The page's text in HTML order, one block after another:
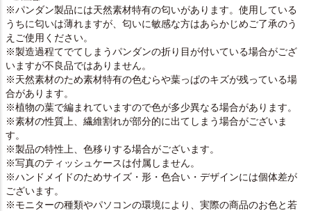
※パンダン製品には天然素材特有の匂いがあります。使用している
うちに匂いは薄れますが、匂いに敏感な方はあらかじめご了承のう
えご使用ください。
※製造過程てでてしまうパンダンの折り目が付いている場合がござ
いますが不良品ではありません。
※天然素材のため素材特有の色むらや葉っぱのキズが残っている場
合があります。
※植物の葉で編まれていますので色が多少異なる場合があります。
※素材の性質上、繊維割れが部分的に出てしまう場合がございま
す。
※製品の特性上、色移りする場合がございます。
※写真のティッシュケースは付属しません。
※ハンドメイドのためサイズ・形・色合い・デザインには個体差が
ございます。
※モニターの種類やパソコンの環境により、実際の商品のお色と若